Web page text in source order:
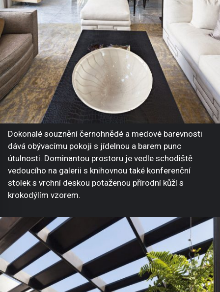
Dokonalé souznění černohnědé a medové barevnosti
dává obývacímu pokoji s jídelnou a barem punc
útulnosti. Dominantou prostoru je vedle schodiště
vedoucího na galerii s knihovnou také konferenční
stolek s vrchní deskou potaženou přírodní kůží s
krokodýlím vzorem.